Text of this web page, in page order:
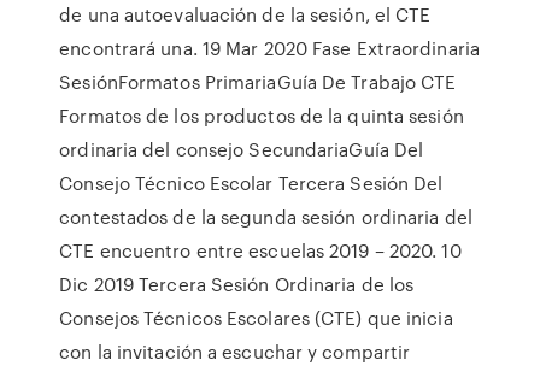
de una autoevaluación de la sesión, el CTE
encontrará una. 19 Mar 2020 Fase Extraordinaria
SesiónFormatos PrimariaGuía De Trabajo CTE
Formatos de los productos de la quinta sesión
ordinaria del consejo SecundariaGuía Del
Consejo Técnico Escolar Tercera Sesión Del
contestados de la segunda sesión ordinaria del
CTE encuentro entre escuelas 2019 – 2020. 10
Dic 2019 Tercera Sesión Ordinaria de los
Consejos Técnicos Escolares (CTE) que inicia
con la invitación a escuchar y compartir